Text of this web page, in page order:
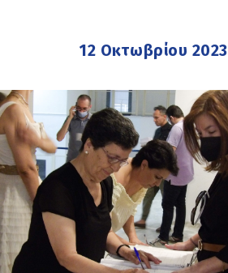
12 Οκτωβρίου 2023